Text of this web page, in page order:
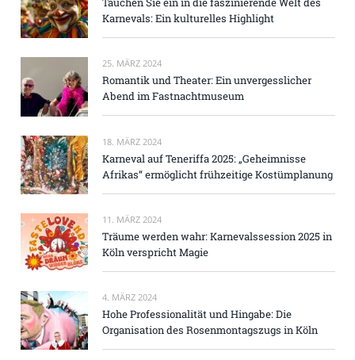
Karnevals: Ein kulturelles Highlight
25. MÄRZ 2024
Romantik und Theater: Ein unvergesslicher
Abend im Fastnachtmuseum
18. MÄRZ 2024
Karneval auf Teneriffa 2025: „Geheimnisse
Afrikas“ ermöglicht frühzeitige Kostümplanung
11. MÄRZ 2024
Träume werden wahr: Karnevalssession 2025 in
Köln verspricht Magie
4. MÄRZ 2024
Hohe Professionalität und Hingabe: Die
Organisation des Rosenmontagszugs in Köln